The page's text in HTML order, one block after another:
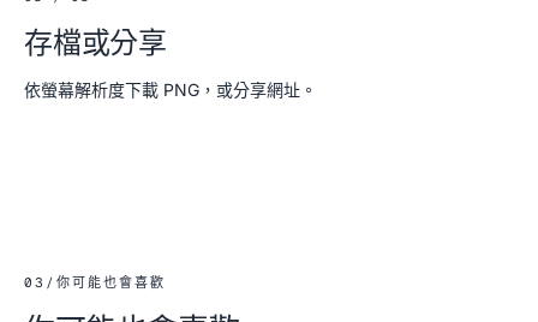
存檔或分享
依螢幕解析度下載 PNG，或分享網址。
03 / 你可能也會喜歡